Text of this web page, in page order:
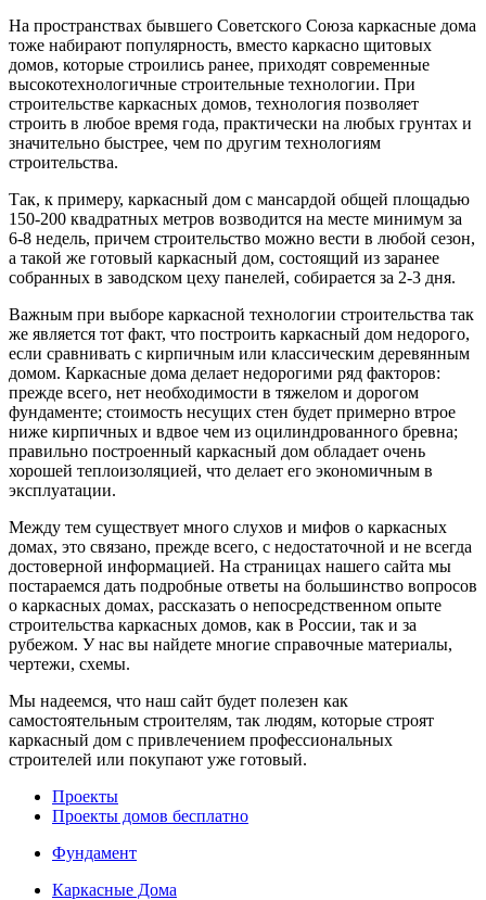
На пространствах бывшего Советского Союза каркасные дома
тоже набирают популярность, вместо каркасно щитовых
домов, которые строились ранее, приходят современные
высокотехнологичные строительные технологии. При
строительстве каркасных домов, технология позволяет
строить в любое время года, практически на любых грунтах и
значительно быстрее, чем по другим технологиям
строительства.
Так, к примеру, каркасный дом с мансардой общей площадью
150-200 квадратных метров возводится на месте минимум за
6-8 недель, причем строительство можно вести в любой сезон,
а такой же готовый каркасный дом, состоящий из заранее
собранных в заводском цеху панелей, собирается за 2-3 дня.
Важным при выборе каркасной технологии строительства так
же является тот факт, что построить каркасный дом недорого,
если сравнивать с кирпичным или классическим деревянным
домом. Каркасные дома делает недорогими ряд факторов:
прежде всего, нет необходимости в тяжелом и дорогом
фундаменте; стоимость несущих стен будет примерно втрое
ниже кирпичных и вдвое чем из оцилиндрованного бревна;
правильно построенный каркасный дом обладает очень
хорошей теплоизоляцией, что делает его экономичным в
эксплуатации.
Между тем существует много слухов и мифов о каркасных
домах, это связано, прежде всего, с недостаточной и не всегда
достоверной информацией. На страницах нашего сайта мы
постараемся дать подробные ответы на большинство вопросов
о каркасных домах, рассказать о непосредственном опыте
строительства каркасных домов, как в России, так и за
рубежом. У нас вы найдете многие справочные материалы,
чертежи, схемы.
Мы надеемся, что наш сайт будет полезен как
самостоятельным строителям, так людям, которые строят
каркасный дом с привлечением профессиональных
строителей или покупают уже готовый.
Проекты
Проекты домов бесплатно
Фундамент
Каркасные Дома